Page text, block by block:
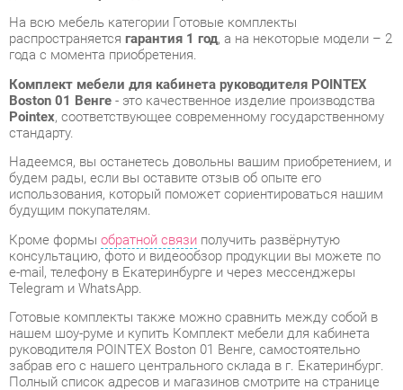
стандарту.
Надеемся, вы останетесь довольны вашим приобретением, и
будем рады, если вы оставите отзыв об опыте его
использования, который поможет сориентироваться нашим
будущим покупателям.
Кроме формыобратной связиполучить развёрнутую
консультацию, фото и видеообзор продукции вы можете по
e-mail, телефону в Екатеринбурге и через мессенджеры
Telegram и WhatsApp.
Готовые комплекты также можно сравнить между собой в
нашем шоу-руме и купить Комплект мебели для кабинета
руководителя POINTEX Boston 01 Венге, самостоятельно
забрав его с нашего центрального склада в г. Екатеринбург.
Полный список адресов и магазинов смотрите на странице
контактов.
Стиль мебели
Современный
Толщина столешницы, мм
55
Типы столов
Прямоугольные